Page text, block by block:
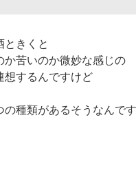
ときくと
か苦いのか微妙な感じの
想するんですけど
種類があるそうなんです